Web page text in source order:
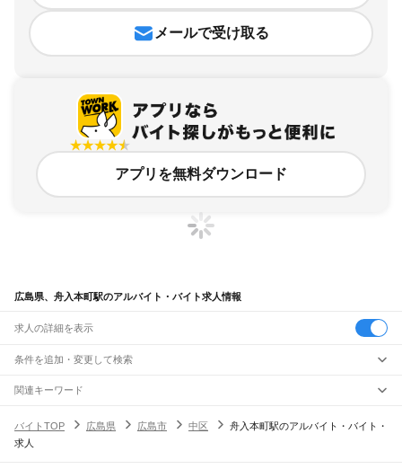
メールで受け取る
アプリを無料ダウンロード
広島県、舟入本町駅のアルバイト・バイト求人情報
求人の詳細を表示
条件を追加・変更して検索
市区町村を追加・変更
広島県すべて
駅を追加・変更
職種を追加・変更
関連キーワード
バイトTOP
広島県 広島市 中区
舟入本町駅のアルバイト・バイト・
求人